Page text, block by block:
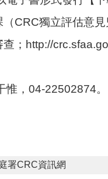
CRC獨立評估意
；http://
惟，04-22502874。
署CRC資訊網